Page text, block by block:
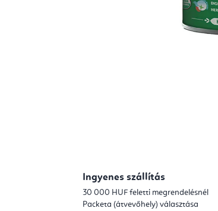
Ingyenes szállítás
30 000 HUF feletti megrendelésnél
Packeta (átvevőhely) választása